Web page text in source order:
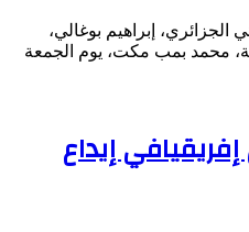
إبراهيم بوغالي،
محمد بمب مكت، يوم الجمعة
إيداع